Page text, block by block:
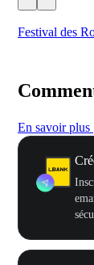
Festival des
En savoir plus